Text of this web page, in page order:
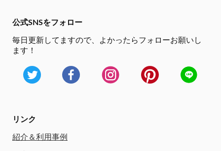
公式SNSをフォロー
毎日更新してますので、
よかったらフォローお願いし
ます！
リンク
紹介＆利用事例